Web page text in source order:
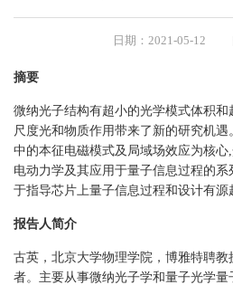
日期：2021-05-12
摘要
微纳光子结构有超小的光学模式体积
尺度光和物质作用带来了新的研究机
中的本征电磁模式及局域场效应为核
电动力学及其应用于量子信息过程的
于指导芯片上量子信息过程和设计有源
报告人简介
古英，北京大学物理学院，博雅特聘
者。主要从事微纳光子学和量子光学